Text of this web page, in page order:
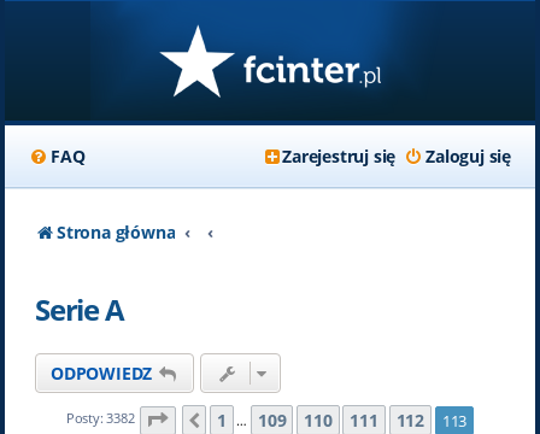
FAQ Zaloguj się
Zarejestruj się
Strona główna
Serie A
ODPOWIEDZ
Posty: 3382 Strona 113 z113
Poprzednia
1 … 109 110 111 112 113